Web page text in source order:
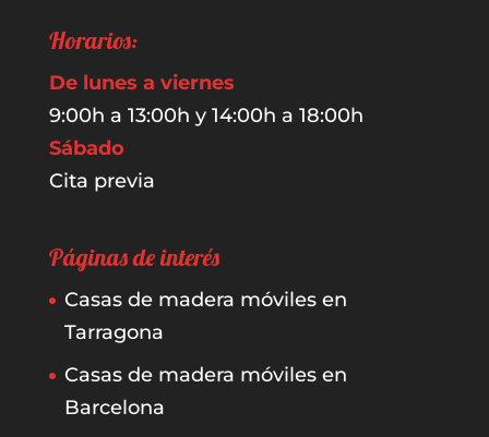
Horarios:
De lunes a viernes
9:00h a 13:00h y 14:00h a 18:00h
Sábado
Cita previa
Páginas de interés
Casas de madera móviles en
Tarragona
Casas de madera móviles en
Barcelona